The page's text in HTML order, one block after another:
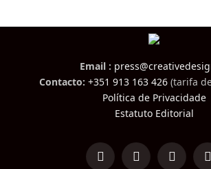
Email :
Contacto: +351 913 163 426(tarifa
Política de Privacidade
Estatuto Editorial
LinkedInFacebookInstagram